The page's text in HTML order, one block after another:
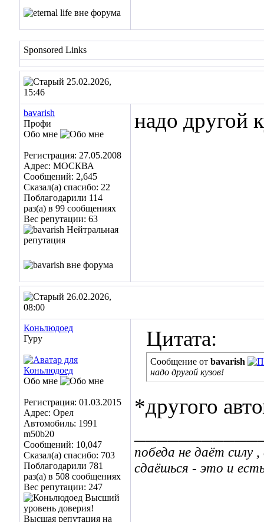
Sponsored Links
25.02.2026,
15:46
bavarish
Профи
Обо мне
Регистрация: 27.05.2008
Адрес: МОСКВА
Сообщений: 2,645
Сказал(а) спасибо: 22
Поблагодарили 114
раз(а) в 99 сообщениях
Вес репутации: 63
надо другой
26.02.2026,
08:00
Коньлюдоед
Гуру
Обо мне
Регистрация: 01.03.2015
Адрес: Opел
Автомобиль: 1991
m50b20
Сообщений: 10,047
Сказал(а) спасибо: 703
Поблагодарили 781
раз(а) в 508 сообщениях
Вес репутации: 247
Цитата:
Сообщение от bavarish
надо другой кузов!
*другого
победа не даёт силу
сдаёшься - это и